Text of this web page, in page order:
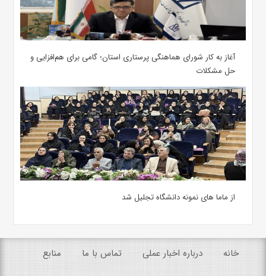
آغاز به کار شورای هماهنگی پرستاری استان؛ گامی برای هم‌افزایی و
حل مشکلات
از ماما های نمونه دانشگاه تجلیل شد
خانه درباره اخبار عملی تماس با ما منابع